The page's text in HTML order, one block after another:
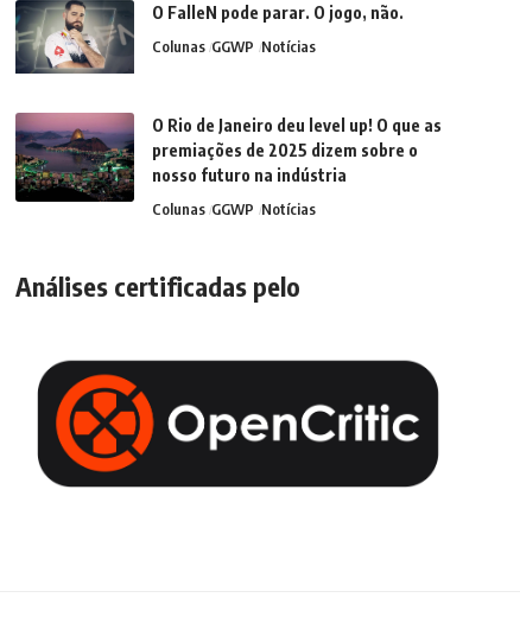
O FalleN pode parar. O jogo, não.
Colunas GGWP Notícias
O Rio de Janeiro deu level up! O que as
premiações de 2025 dizem sobre o
nosso futuro na indústria
Colunas GGWP Notícias
Análises certificadas pelo